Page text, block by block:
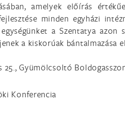
amelyek előírás
minden egyházi
a Szentatya azon
a kiskorúak bántalmazása
25., Gyümölcsoltó
Konferencia